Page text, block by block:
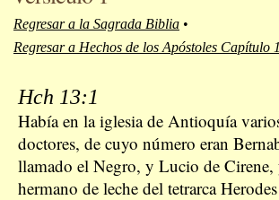
Regresar a la Sagrada Biblia •
Regresar a Hechos de los Apóstoles Capítulo
Hch 13:1
Había en la iglesia de Antioquía
doctores, de cuyo número eran
llamado el Negro, y Lucio de Cirene,
hermano de leche del tetrarca